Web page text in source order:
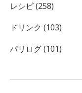
レシピ (258)
ドリンク (103)
パリログ (101)